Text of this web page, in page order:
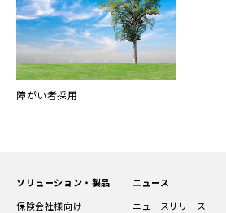
障がい者採用
ソリューション・製品
保険会社様向け
ニュース
ニュースリリース